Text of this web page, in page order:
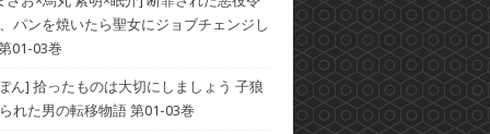
パンを焼いたら聖女にジョブチェンジし
01-03巻
ん] 拾ったものは大切にしましょう 子狼
れた男の転移物語 第01-03巻